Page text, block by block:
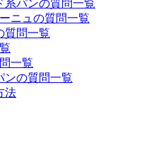
系パンの質問一覧
ニュの質問一覧
質問一覧
一覧
ンの質問一覧
法